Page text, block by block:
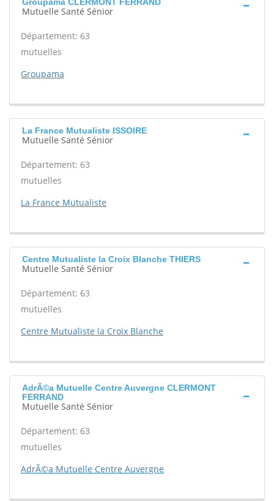
Mutuelle Santé Sénior
Département: 63
mutuelles
Groupama
La France Mutualiste ISSOIRE
Mutuelle Santé Sénior
Département: 63
mutuelles
La France Mutualiste
Centre Mutualiste la Croix Blanche THIERS
Mutuelle Santé Sénior
Département: 63
mutuelles
Centre Mutualiste la Croix Blanche
AdrÃ©a Mutuelle Centre Auvergne CLERMONT
FERRAND
Mutuelle Santé Sénior
Département: 63
mutuelles
AdrÃ©a Mutuelle Centre Auvergne